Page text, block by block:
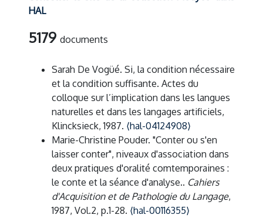
HAL
5179 documents
Sarah De Vogüé. Si, la condition nécessaire
et la condition suffisante. Actes du
colloque sur l’implication dans les langues
naturelles et dans les langages artificiels,
Klincksieck, 1987. ⟨hal-04124908⟩
Marie-Christine Pouder. "Conter ou s'en
laisser conter", niveaux d'association dans
deux pratiques d'oralité comtemporaines :
le conte et la séance d'analyse.. Cahiers
d'Acquisition et de Pathologie du Langage,
1987, Vol.2, p.1-28. ⟨hal-00116355⟩